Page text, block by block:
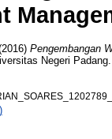
Pengembangan
Negeri Padang.